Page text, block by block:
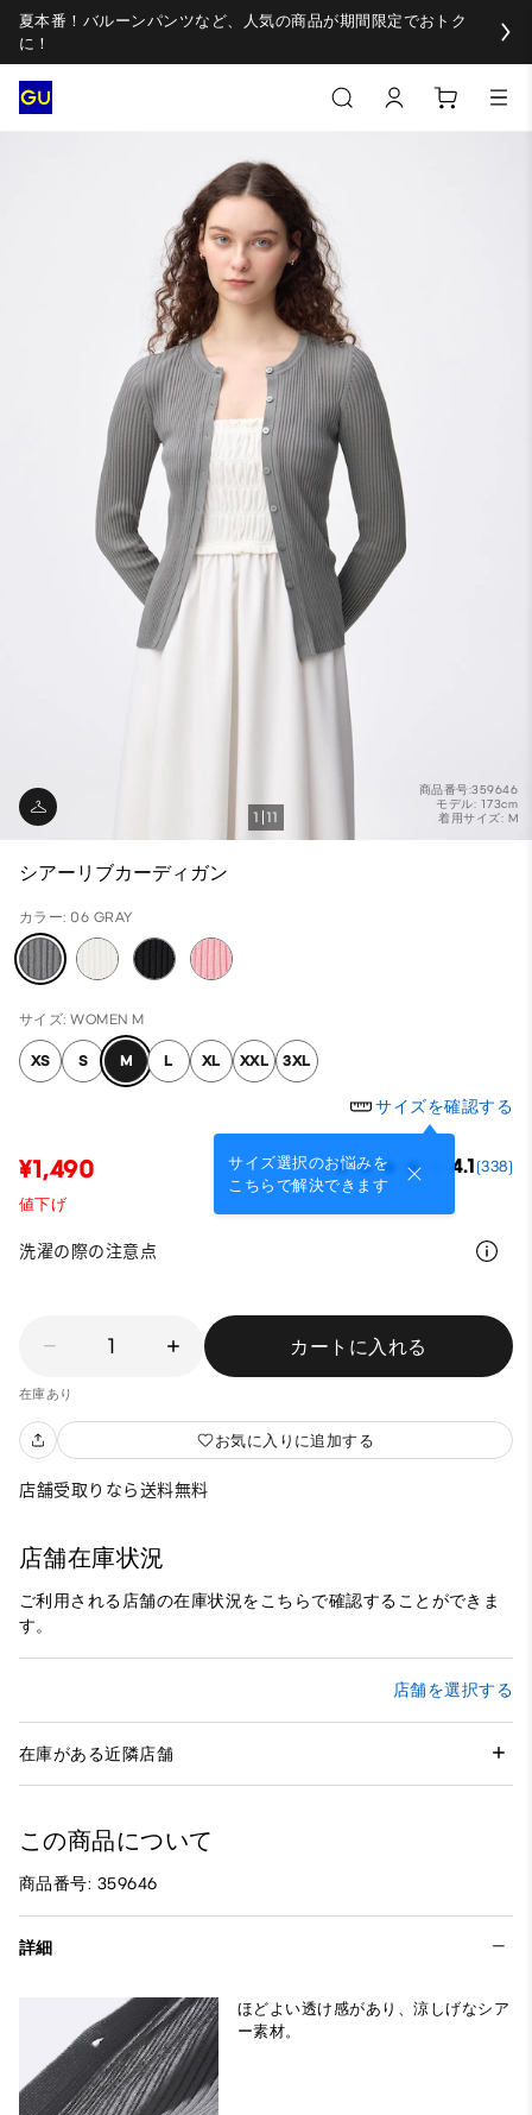
夏本番！バルーンパンツなど、人気の商品が期間限定でおトク
に！
商品番号:359646
モデル: 173cm
着用サイズ: M
1 11
シアーリブカーディガン
カラー: 06 GRAY
サイズ: WOMEN M
XS S M L XL XXL 3XL
サイズを確認する
サイズ選択のお悩みを
こちらで解決できます
¥1,490 4.1 (338)
値下げ
洗濯の際の注意点
1 カートに入れる
在庫あり
お気に入りに追加する
店舗受取りなら送料無料
店舗在庫状況
ご利用される店舗の在庫状況をこちらで確認することができま
す。
店舗を選択する
在庫がある近隣店舗
この商品について
商品番号: 359646
詳細
ほどよい透け感があり、涼しげなシア
ー素材。